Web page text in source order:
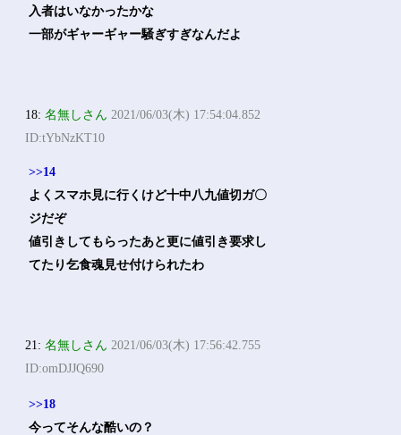
入者はいなかったかな
一部がギャーギャー騒ぎすぎなんだよ
18:名無しさん 2021/06/03(木) 17:54:04.852
ID:tYbNzKT10
>>14
よくスマホ見に行くけど十中八九値切ガ〇
ジだぞ
値引きしてもらったあと更に値引き要求し
てたり乞食魂見せ付けられたわ
21:名無しさん 2021/06/03(木) 17:56:42.755
ID:omDJJQ690
>>18
今ってそんな酷いの？